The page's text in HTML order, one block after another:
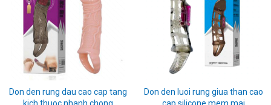
Don den rung dau cao cap tang
kich thuoc nhanh chong
Don den luoi rung giua than cao
cap silicone mem mai